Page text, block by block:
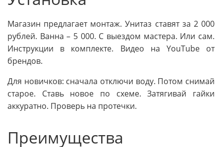
Магазин предлагает монтаж. Унитаз ставят за 2 000
рублей. Ванна – 5 000. С выездом мастера. Или сам.
Инструкции в комплекте. Видео на YouTube от
брендов.
Для новичков: сначала отключи воду. Потом снимай
старое. Ставь новое по схеме. Затягивай гайки
аккуратно. Проверь на протечки.
Преимущества